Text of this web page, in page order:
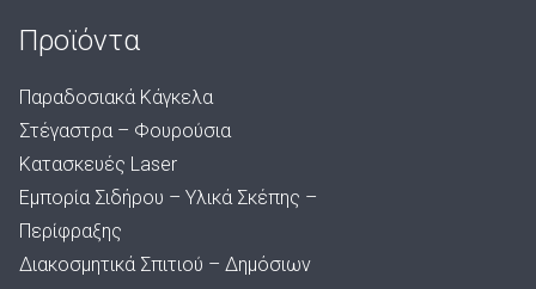
Προϊόντα
Παραδοσιακά Κάγκελα
Στέγαστρα – Φουρούσια
Κατασκευές Laser
Εμπορία Σιδήρου – Υλικά Σκέπης –
Περίφραξης
Διακοσμητικά Σπιτιού – Δημόσιων